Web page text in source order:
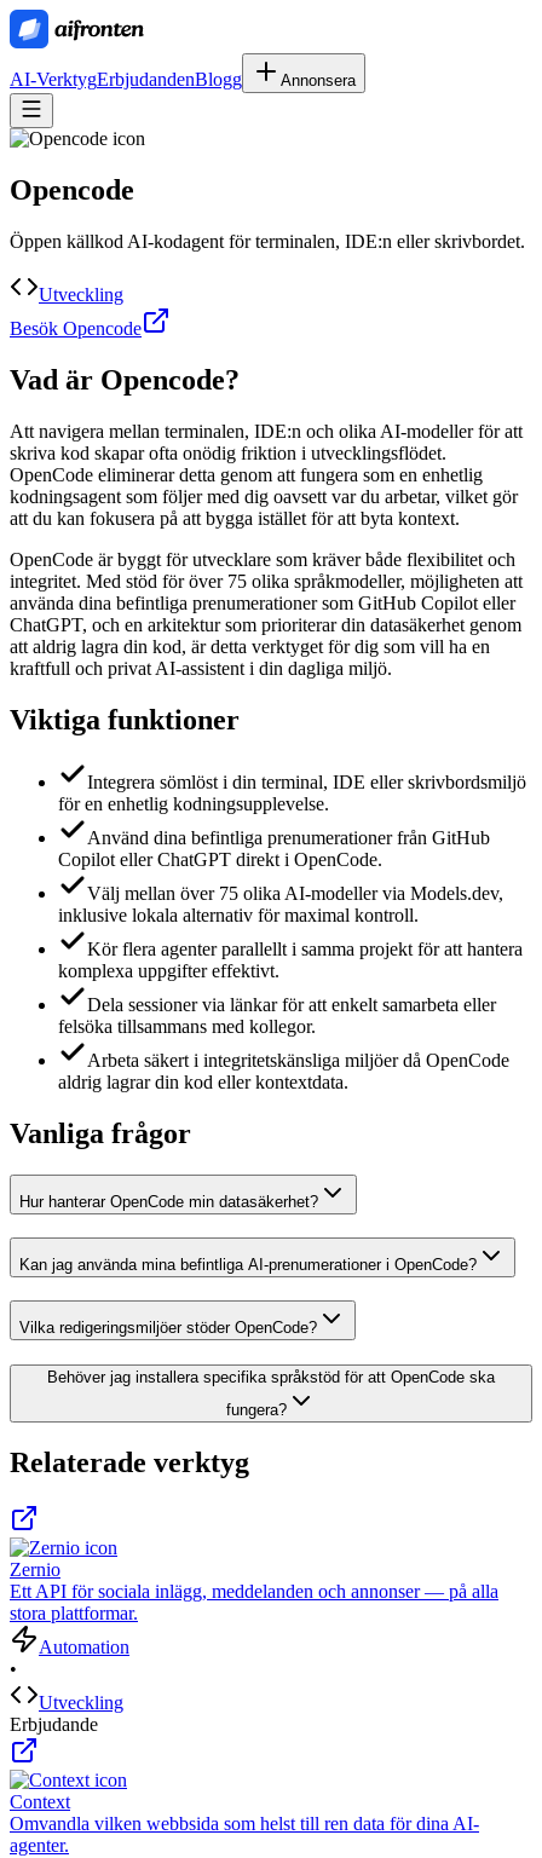
AI-VerktygErbjudandenBlogg Annonsera
Opencode
Öppen källkod AI-kodagent för terminalen, IDE:n eller skrivbordet.
Utveckling
Besök Opencode
Vad är Opencode?
Att navigera mellan terminalen, IDE:n och olika AI-modeller för att
skriva kod skapar ofta onödig friktion i utvecklingsflödet.
OpenCode eliminerar detta genom att fungera som en enhetlig
kodningsagent som följer med dig oavsett var du arbetar, vilket gör
att du kan fokusera på att bygga istället för att byta kontext.
OpenCode är byggt för utvecklare som kräver både flexibilitet och
integritet. Med stöd för över 75 olika språkmodeller, möjligheten att
använda dina befintliga prenumerationer som GitHub Copilot eller
ChatGPT, och en arkitektur som prioriterar din datasäkerhet genom
att aldrig lagra din kod, är detta verktyget för dig som vill ha en
kraftfull och privat AI-assistent i din dagliga miljö.
Viktiga funktioner
Integrera sömlöst i din terminal, IDE eller skrivbordsmiljö
för en enhetlig kodningsupplevelse.
Använd dina befintliga prenumerationer från GitHub
Copilot eller ChatGPT direkt i OpenCode.
Välj mellan över 75 olika AI-modeller via Models.dev,
inklusive lokala alternativ för maximal kontroll.
Kör flera agenter parallellt i samma projekt för att hantera
komplexa uppgifter effektivt.
Dela sessioner via länkar för att enkelt samarbeta eller
felsöka tillsammans med kollegor.
Arbeta säkert i integritetskänsliga miljöer då OpenCode
aldrig lagrar din kod eller kontextdata.
Vanliga frågor
Hur hanterar OpenCode min datasäkerhet?
Kan jag använda mina befintliga AI-prenumerationer i OpenCode?
Vilka redigeringsmiljöer stöder OpenCode?
Behöver jag installera specifika språkstöd för att OpenCode ska
fungera?
Relaterade verktyg
Zernio
Ett API för sociala inlägg, meddelanden och annonser — på alla
stora plattformar.
Automation
•
Utveckling
Erbjudande
Context
Omvandla vilken webbsida som helst till ren data för dina AI-
agenter.